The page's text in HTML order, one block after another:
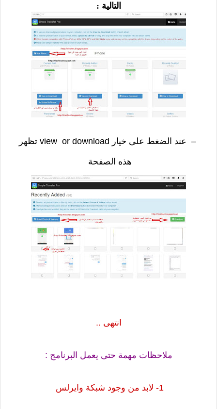
التالية :
– عند الضغط على خيار view or download تظهر
هذه الصفحة
انتهى ..
ملاحظات مهمة حتى يعمل البرنامج :
1- لابد من وجود شبكة وايرلس